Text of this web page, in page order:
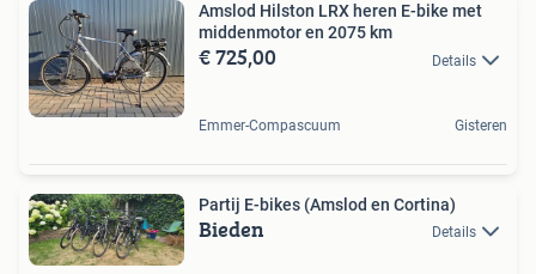
Amslod Hilston LRX heren E-bike met
middenmotor en 2075 km
€ 725,00 Details
Emmer-Compascuum Gisteren
Partij E-bikes (Amslod en Cortina)
Bieden Details